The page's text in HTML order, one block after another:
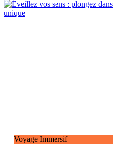
Voyage Immersif